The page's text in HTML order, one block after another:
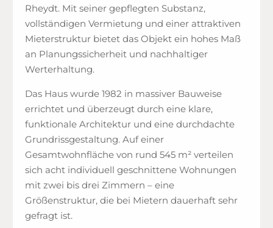
Rheydt. Mit seiner gepflegten Substanz,
vollständigen Vermietung und einer attraktiven
Mieterstruktur bietet das Objekt ein hohes Maß
an Planungssicherheit und nachhaltiger
Werterhaltung.
Das Haus wurde 1982 in massiver Bauweise
errichtet und überzeugt durch eine klare,
funktionale Architektur und eine durchdachte
Grundrissgestaltung. Auf einer
Gesamtwohnfläche von rund 545 m² verteilen
sich acht individuell geschnittene Wohnungen
mit zwei bis drei Zimmern – eine
Größenstruktur, die bei Mietern dauerhaft sehr
gefragt ist.